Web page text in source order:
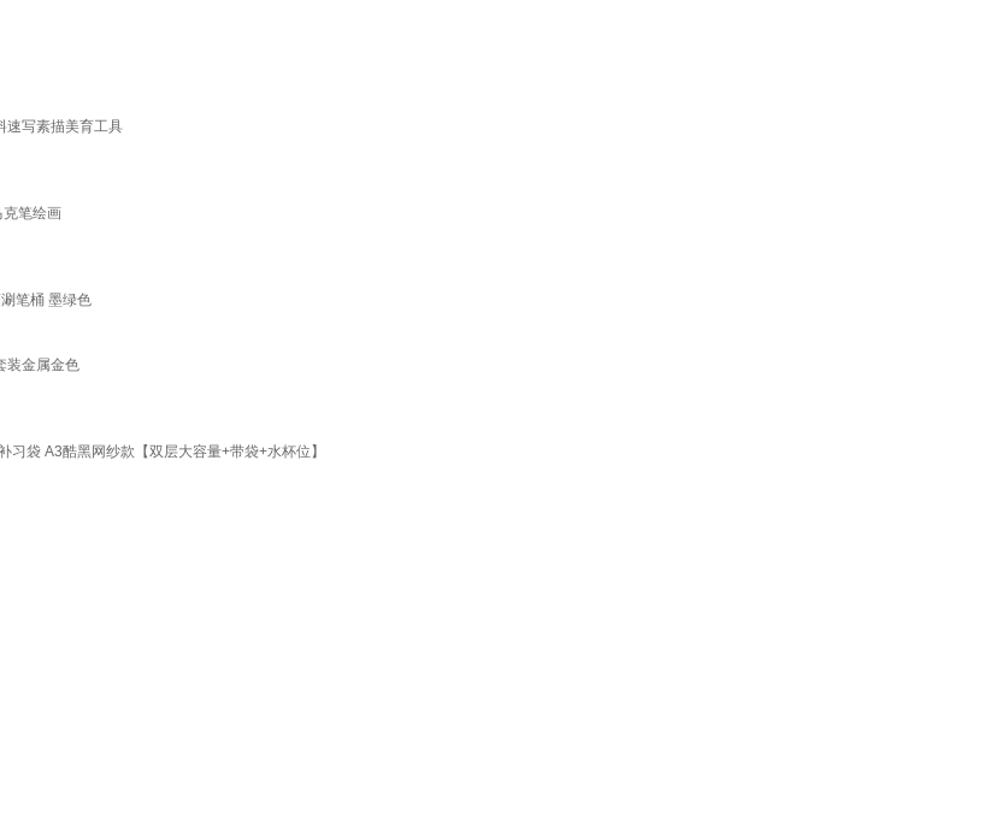
速写素描美育工具
笔绘画
笔桶 墨绿色
装金属金色
袋 A3酷黑网纱款【双层大容量+带袋+水杯位】